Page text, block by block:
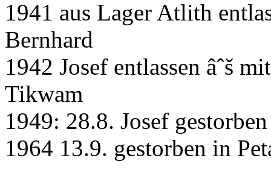
1941 aus Lager Atlith
Bernhard
1942 Josef entlassen âˆš
Tikwam
1949: 28.8. Josef gestorben
1964 13.9. gestorben in